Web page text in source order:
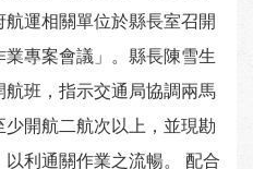
運相關單位於縣長室召開
業專案會議」。縣長陳雪生
班，指示交通局協調兩馬
開航二航次以上，並現勘
利通關作業之流暢。 配合